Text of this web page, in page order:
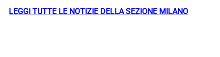
LEGGI TUTTE LE NOTIZIE DELLA SEZIONE MILANO